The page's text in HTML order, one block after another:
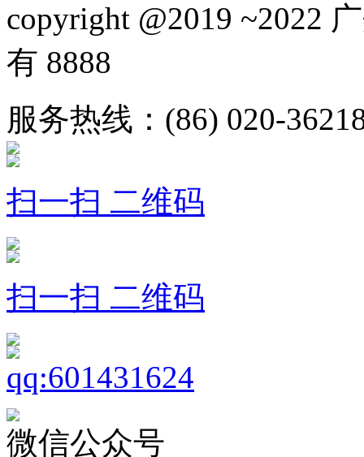
copyright @2019 ~2022
有 8888
服务热线：(86) 020-
扫一扫 二维码
扫一扫 二维码
微信公众号